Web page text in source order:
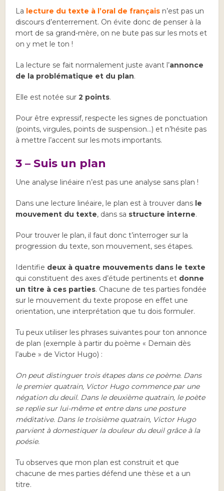
La lecture du texte à l’oral de français n’est pas un
discours d’enterrement. On évite donc de penser à la
mort de sa grand-mère, on ne bute pas sur les mots et
on y met le ton !
La lecture se fait normalement juste avant l’annonce
de la problématique et du plan.
Elle est notée sur2 points.
Pour être expressif, respecte les signes de ponctuation
(points, virgules, points de suspension…) et n’hésite pas
à mettre l’accent sur les mots importants.
3 – Suis un plan
Une analyse linéaire n’est pas une analyse sans plan !
Dans une lecture linéaire, le plan est à trouver dans le
mouvement du texte, dans sa structure interne.
Pour trouver le plan, il faut donc t’interroger sur la
progression du texte, son mouvement, ses étapes.
Identifie deux à quatre mouvements dans le texte
qui constituent des axes d’étude pertinents et donne
un titre à ces parties. Chacune de tes parties fondée
sur le mouvement du texte propose en effet une
orientation, une interprétation que tu dois formuler.
Tu peux utiliser les phrases suivantes pour ton annonce
de plan (exemple à partir du poème « Demain dès
l’aube » de Victor Hugo) :
On peut distinguer trois étapes dans ce poème. Dans
le premier quatrain, Victor Hugo commence par une
négation du deuil. Dans le deuxième quatrain, le poète
se replie sur lui-même et entre dans une posture
méditative. Dans le troisième quatrain, Victor Hugo
parvient à domestiquer la douleur du deuil grâce à la
poésie.
Tu observes que mon plan est construit et que
chacune de mes parties défend une thèse et a un
titre.